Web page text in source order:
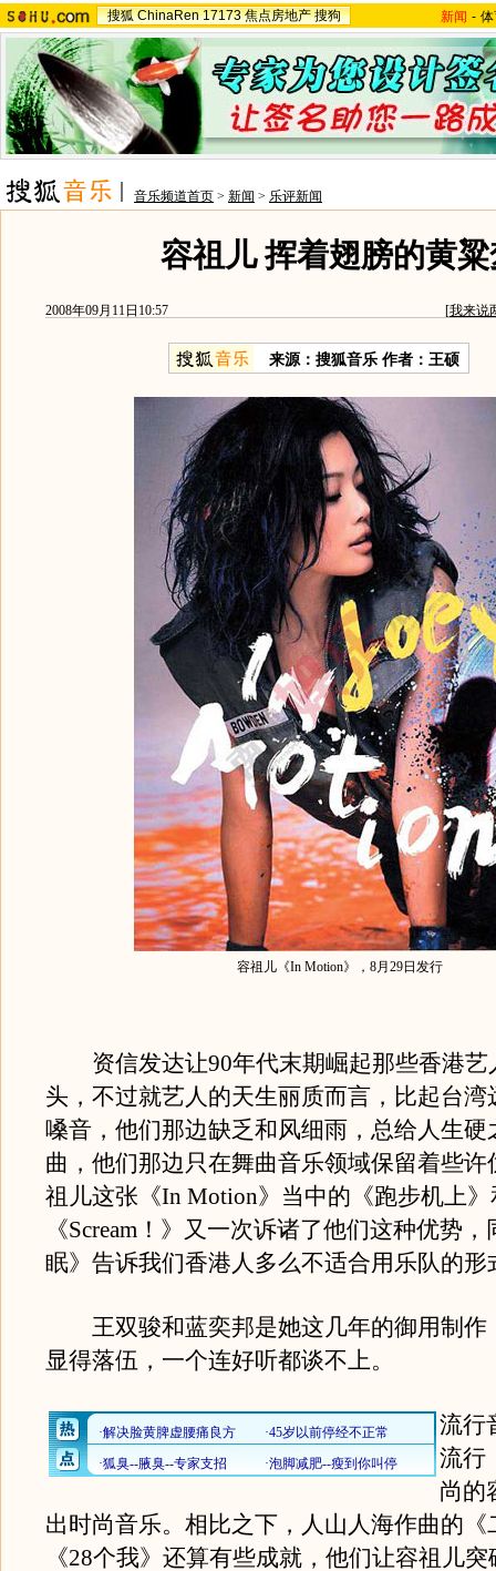
搜狐 ChinaRen 17173 焦点房地产 搜狗 新闻 -
音乐频道首页 > 新闻 > 乐评新闻
容祖儿 挥着翅膀的黄粱
2008年09月11日10:57 [我来说
来源：搜狐音乐 作者：王硕
容祖儿《In Motion》，8月29日发行
资信发达让90年代末期崛起那些香港艺
头，不过就艺人的天生丽质而言，比起台湾
嗓音，他们那边缺乏和风细雨，总给人生硬
曲，他们那边只在舞曲音乐领域保留着些许
祖儿这张《In Motion》当中的《跑步机上》
《Scream！》又一次诉诸了他们这种优势
眠》告诉我们香港人多么不适合用乐队的形
王双骏和蓝奕邦是她这几年的御用制作
显得落伍，一个连好听都谈不上。
流行
流行
尚的
出时尚音乐。相比之下，人山人海作曲的《
《28个我》还算有些成就，他们让容祖儿